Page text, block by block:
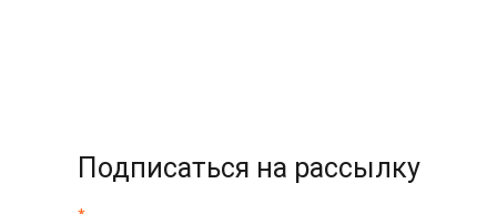
Подписаться на рассылку